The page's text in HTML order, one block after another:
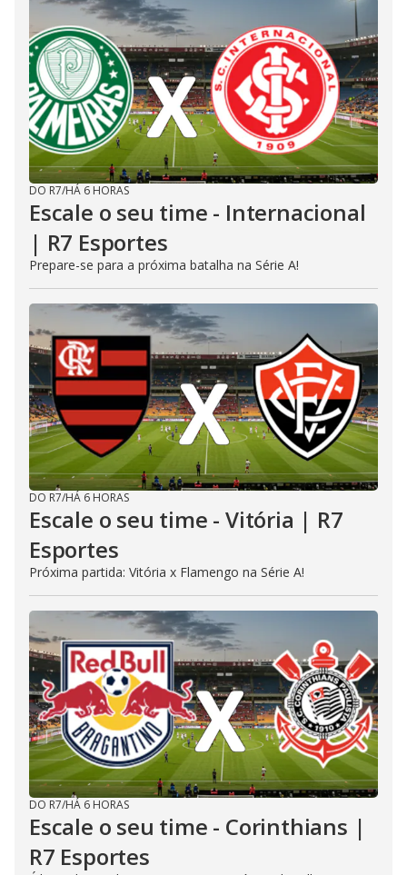
DO R7/HÁ 6 HORAS
Escale o seu time - Internacional
| R7 Esportes
Prepare-se para a próxima batalha na Série A!
DO R7/HÁ 6 HORAS
Escale o seu time - Vitória | R7
Esportes
Próxima partida: Vitória x Flamengo na Série A!
DO R7/HÁ 6 HORAS
Escale o seu time - Corinthians |
R7 Esportes